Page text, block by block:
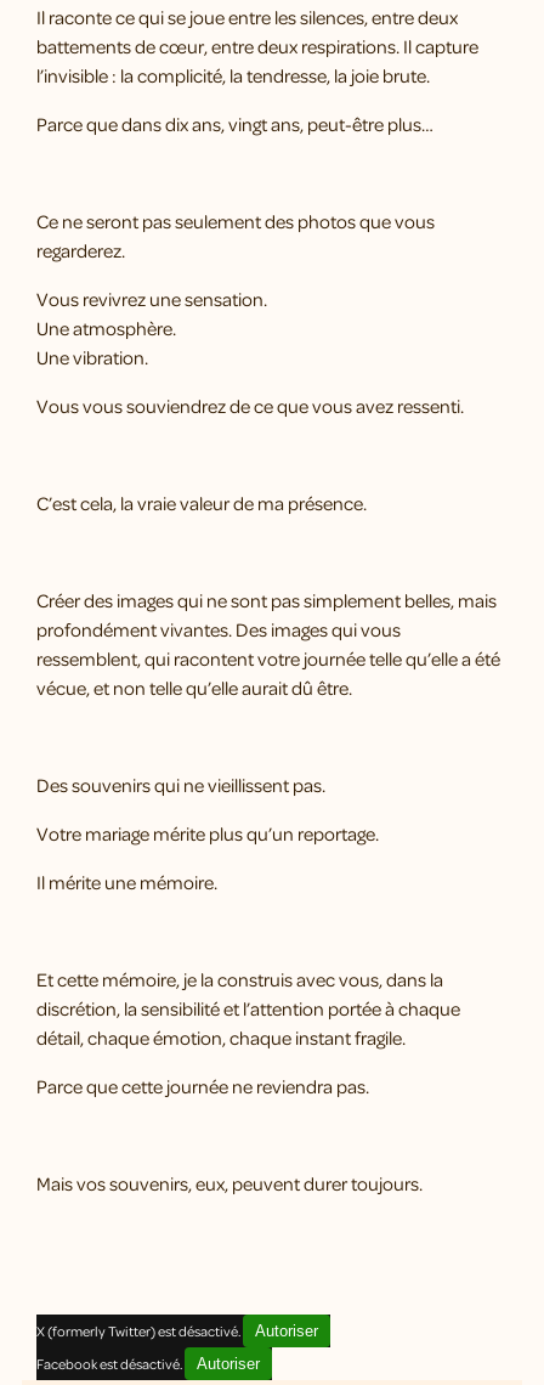
Il raconte ce qui se joue entre les silences, entre deux
battements de cœur, entre deux respirations. Il capture
l’invisible : la complicité, la tendresse, la joie brute.
Parce que dans dix ans, vingt ans, peut-être plus…
Ce ne seront pas seulement des photos que vous
regarderez.
Vous revivrez une sensation.
Une atmosphère.
Une vibration.
Vous vous souviendrez de ce que vous avez ressenti.
C’est cela, la vraie valeur de ma présence.
Créer des images qui ne sont pas simplement belles, mais
profondément vivantes. Des images qui vous
ressemblent, qui racontent votre journée telle qu’elle a été
vécue, et non telle qu’elle aurait dû être.
Des souvenirs qui ne vieillissent pas.
Votre mariage mérite plus qu’un reportage.
Il mérite une mémoire.
Et cette mémoire, je la construis avec vous, dans la
discrétion, la sensibilité et l’attention portée à chaque
détail, chaque émotion, chaque instant fragile.
Parce que cette journée ne reviendra pas.
Mais vos souvenirs, eux, peuvent durer toujours.
X (formerly Twitter) est désactivé.
Autoriser
Facebook est désactivé.
Autoriser